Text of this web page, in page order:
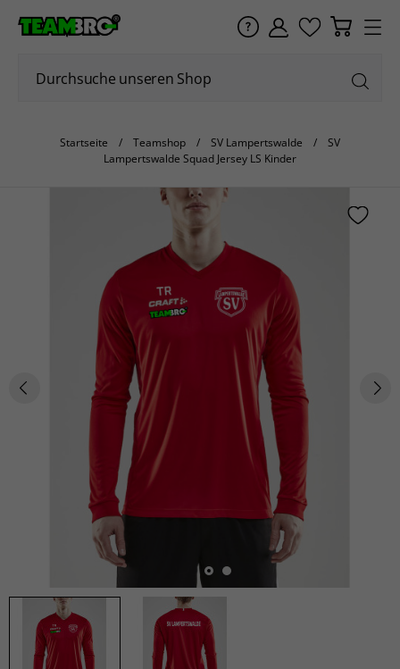
Startseite Teamshop SV Lampertswalde
SV
Lampertswalde Squad Jersey LS Kinder